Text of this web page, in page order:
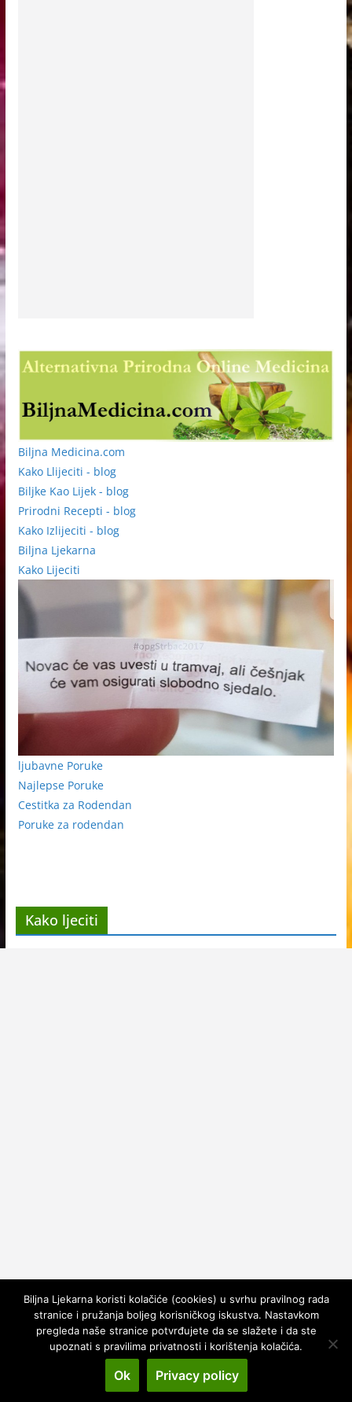
Biljna Medicina.com
Kako Llijeciti - blog
Biljke Kao Lijek - blog
Prirodni Recepti - blog
Kako Izlijeciti - blog
Biljna Ljekarna
Kako Lijeciti
ljubavne Poruke
Najlepse Poruke
Cestitka za Rodendan
Poruke za rodendan
Kako ljeciti
Copyright © 2026Biljna Ljekarna . All rights reserved.
ColorMagby ThemeGrill. Powered by
Biljna Ljekarna koristi kolačiće (cookies) u svrhu pravilnog rada
stranice i pružanja boljeg korisničkog iskustva. Nastavkom
pregleda naše stranice potvrđujete da se slažete i da ste
upoznati s pravilima privatnosti i korištenja kolačića.
Ok Privacy policy